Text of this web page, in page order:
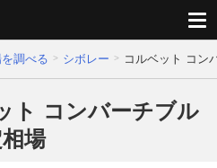
調べる シボレー コルベット コン
ト コンバーチブル
場